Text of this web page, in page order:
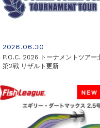
2026.06.30
P.O.C. 2026 トーナメントツアー
第2戦 リザルト更新